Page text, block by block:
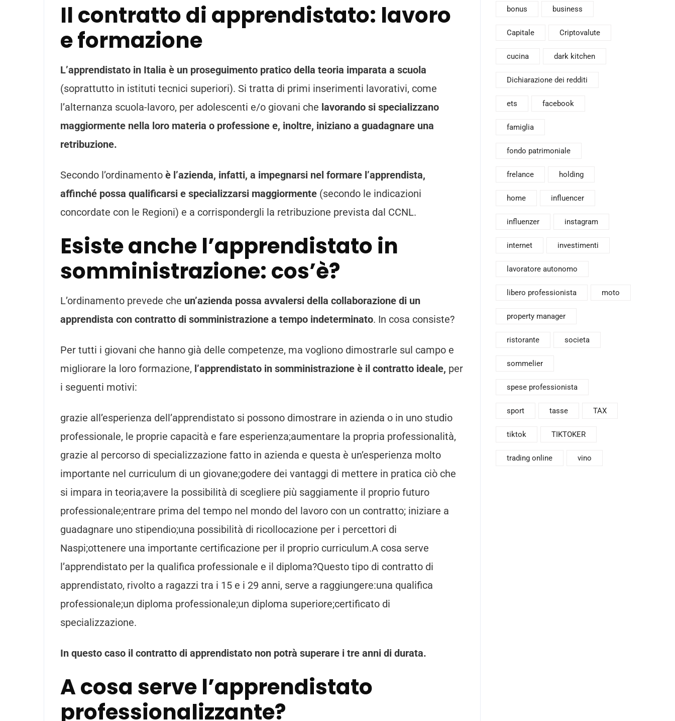
Il contratto di apprendistato: lavoro
e formazione
L’apprendistato in Italia è un proseguimento pratico della teoria imparata a scuola
(soprattutto in istituti tecnici superiori). Si tratta di primi inserimenti lavorativi, come
l’alternanza scuola-lavoro, per adolescenti e/o giovani che lavorando si specializzano
maggiormente nella loro materia o professione e, inoltre, iniziano a guadagnare una
retribuzione.
Secondo l’ordinamento è l’azienda, infatti, a impegnarsi nel formare l’apprendista,
affinché possa qualificarsi e specializzarsi maggiormente (secondo le indicazioni
concordate con le Regioni) e a corrispondergli la retribuzione prevista dal CCNL.
Esiste anche l’apprendistato in
somministrazione: cos’è?
L’ordinamento prevede che un’azienda possa avvalersi della collaborazione di un
apprendista con contratto di somministrazione a tempo indeterminato. In cosa consiste?
Per tutti i giovani che hanno già delle competenze, ma vogliono dimostrarle sul campo e
migliorare la loro formazione, l’apprendistato in somministrazione è il contratto ideale, per
i seguenti motivi:
grazie all’esperienza dell’apprendistato si possono dimostrare in azienda o in uno studio
professionale, le proprie capacità e fare esperienza;aumentare la propria professionalità,
grazie al percorso di specializzazione fatto in azienda e questa è un’esperienza molto
importante nel curriculum di un giovane;godere dei vantaggi di mettere in pratica ciò che
si impara in teoria;avere la possibilità di scegliere più saggiamente il proprio futuro
professionale;entrare prima del tempo nel mondo del lavoro con un contratto; iniziare a
guadagnare uno stipendio;una possibilità di ricollocazione per i percettori di
Naspi;ottenere una importante certificazione per il proprio curriculum.A cosa serve
l’apprendistato per la qualifica professionale e il diploma?Questo tipo di contratto di
apprendistato, rivolto a ragazzi tra i 15 e i 29 anni, serve a raggiungere:una qualifica
professionale;un diploma professionale;un diploma superiore;certificato di
specializzazione.
In questo caso il contratto di apprendistato non potrà superare i tre anni di durata.
A cosa serve l’apprendistato
professionalizzante?
bonus business
Capitale Criptovalute
cucina dark kitchen
Dichiarazione dei redditi
ets facebook
famiglia
fondo patrimoniale
frelance holding
home influencer
influenzer instagram
internet investimenti
lavoratore autonomo
libero professionista moto
property manager
ristorante societa
sommelier
spese professionista
sport tasse TAX
tiktok TIKTOKER
trading online vino